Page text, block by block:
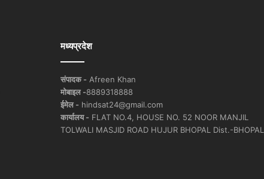
मध्यप्रदेश
संपादक - Afreen Khan
मोबाइल -8889318888
ईमेल - hindsat24@gmail.com
कार्यालय - FLAT NO.4, HOUSE NO. 52 NOOR MANJIL
TOLWALI MASJID ROAD HUJUR BHOPAL Dist.-BHOPAL